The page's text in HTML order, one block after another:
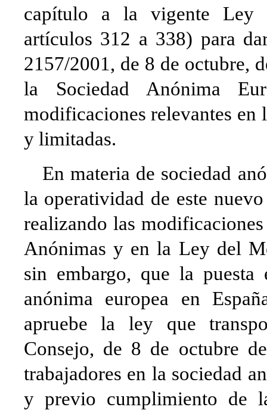
capítulo a la vigente Ley
artículos 312 a 338) para
2157/2001, de 8 de octubre,
la Sociedad Anónima
modificaciones relevantes en
y limitadas.
En materia de sociedad
la operatividad de este
realizando las
Anónimas y en la Ley del
sin embargo, que la
anónima europea en
apruebe la ley que
Consejo, de 8 de octubre
trabajadores en la sociedad
y previo cumplimiento de